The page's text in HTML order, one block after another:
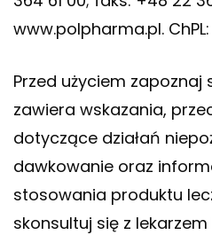
www.polpharma.pl. ChPL:
Przed użyciem zapoznaj
zawiera wskazania,
dotyczące działań
dawkowanie oraz
stosowania produktu
skonsultuj się z